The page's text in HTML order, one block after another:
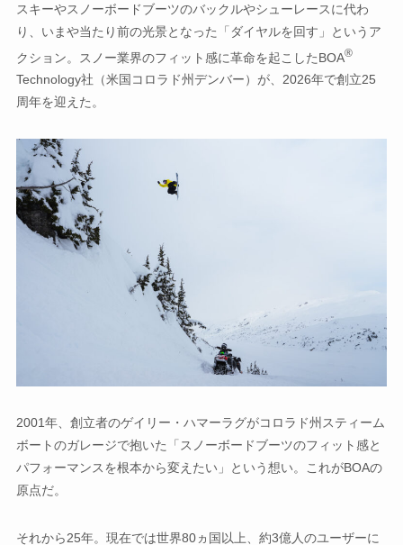
スキーやスノーボードブーツのバックルやシューレースに代わ
り、いまや当たり前の光景となった「ダイヤルを回す」というア
クション。スノー業界のフィット感に革命を起こしたBOA®
Technology社（米国コロラド州デンバー）が、2026年で創立25
周年を迎えた。
2001年、創立者のゲイリー・ハマーラグがコロラド州スティーム
ボートのガレージで抱いた「スノーボードブーツのフィット感と
パフォーマンスを根本から変えたい」という想い。これがBOAの
原点だ。
それから25年。現在では世界80ヵ国以上、約3億人のユーザーに